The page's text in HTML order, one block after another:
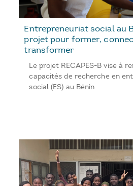
Entrepreneuriat social au
projet pour former,
transformer
Le projet RECAPES-B vise à
capacités de recherche en
social (ES) au Bénin